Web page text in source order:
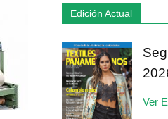
Edición Actual
Ver